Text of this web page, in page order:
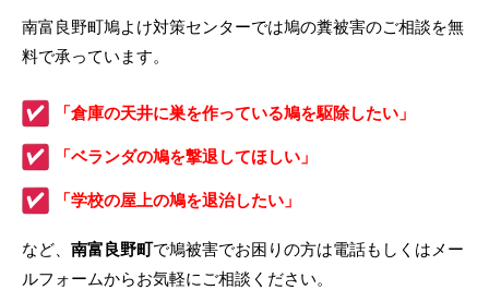
南富良野町鳩よけ対策センターでは鳩の糞被害のご相談を無
料で承っています。
「倉庫の天井に巣を作っている鳩を駆除したい」
「ベランダの鳩を撃退してほしい」
「学校の屋上の鳩を退治したい」
など、 南富良野町で鳩被害でお困りの方は電話もしくはメー
ルフォームからお気軽にご相談ください。